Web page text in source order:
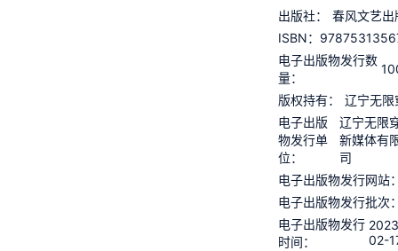
出版社：
春风文艺出
ISBN：
电子出版物发行数
量：
版权持有：
辽宁无限
电子出版
物发行单
位：
辽宁无限
新媒体有
司
电子出版物发行网站
电子出版物发行批次
电子出版物发行
时间：
02-